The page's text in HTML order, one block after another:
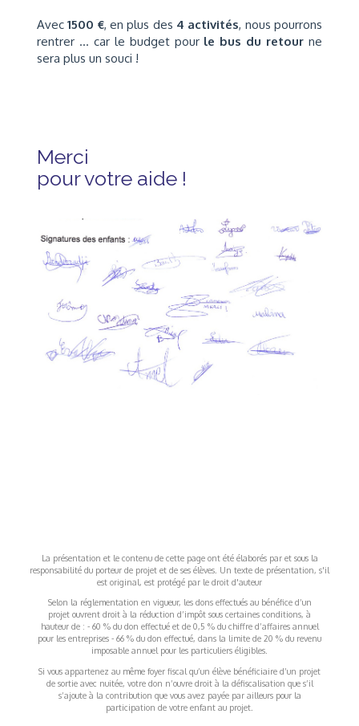
Avec1500 €, en plus des 4 activités, nous pourrons
rentrer ... car le budget pour le bus du retour ne
sera plus un souci !
Merci
pour votre aide !
La présentation et le contenu de cette page ont été élaborés par et sous la
responsabilité du porteur de projet et de ses élèves. Un texte de présentation, s'il
est original, est protégé par le droit d'auteur
Selon la réglementation en vigueur, les dons effectués au bénéfice d’un
projet ouvrent droit à la réduction d’impôt sous certaines conditions, à
hauteur de : - 60 % du don effectué et de 0,5 % du chiffre d’affaires annuel
pour les entreprises - 66 % du don effectué, dans la limite de 20 % du revenu
imposable annuel pour les particuliers éligibles.
Si vous appartenez au même foyer fiscal qu’un élève bénéficiaire d’un projet
de sortie avec nuitée, votre don n’ouvre droit à la défiscalisation que s’il
s’ajoute à la contribution que vous avez payée par ailleurs pour la
participation de votre enfant au projet.